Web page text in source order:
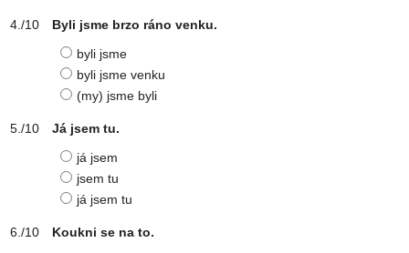
Byli jsme brzo ráno venku.
byli jsme
byli jsme venku
(my) jsme byli
Já jsem tu.
já jsem
jsem tu
já jsem tu
Koukni se na to.